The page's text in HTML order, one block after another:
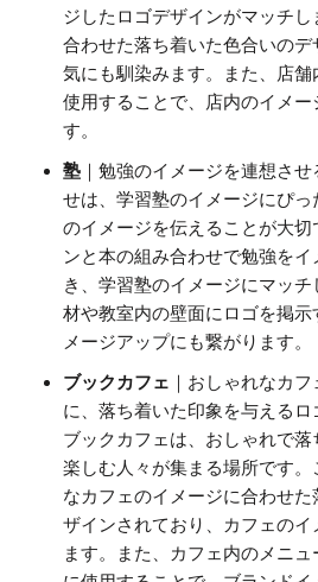
ジしたロゴデザインがマッチ
合わせた落ち着いた色合いのデ
気にも馴染みます。また、店
使用することで、店内のイメー
す。
塾 ｜勉強のイメージを連想さ
せは、学習塾のイメージにぴ
のイメージを伝えることが大
ンと本の組み合わせで勉強を
き、学習塾のイメージにマッ
材や教室内の壁面にロゴを掲示
メージアップにも繋がります。
ブックカフェ ｜おしゃれなカ
に、落ち着いた印象を与えるロ
ブックカフェは、おしゃれで
楽しむ人々が集まる場所です
なカフェのイメージに合わせ
ザインされており、カフェのイ
ます。また、カフェ内のメニ